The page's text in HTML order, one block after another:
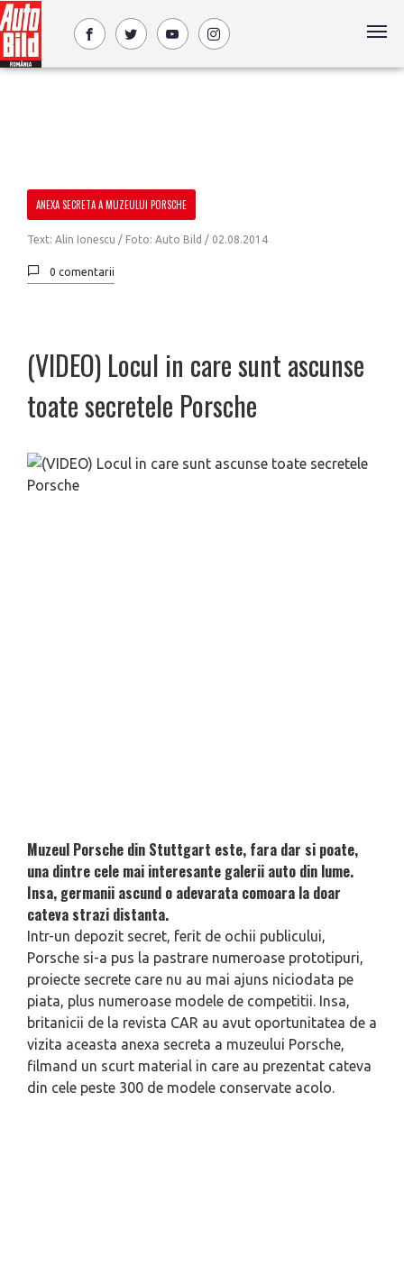
ANEXA SECRETA A MUZEULUI PORSCHE
Text: Alin Ionescu / Foto: Auto Bild / 02.08.2014
0 comentarii
(VIDEO) Locul in care sunt ascunse
toate secretele Porsche
Muzeul Porsche din Stuttgart este, fara dar si poate,
una dintre cele mai interesante galerii auto din lume.
Insa, germanii ascund o adevarata comoara la doar
cateva strazi distanta.
Intr-un depozit secret, ferit de ochii publicului,
Porsche si-a pus la pastrare numeroase prototipuri,
proiecte secrete care nu au mai ajuns niciodata pe
piata, plus numeroase modele de competitii. Insa,
britanicii de la revista CAR au avut oportunitatea de a
vizita aceasta anexa secreta a muzeului Porsche,
filmand un scurt material in care au prezentat cateva
din cele peste 300 de modele conservate acolo.